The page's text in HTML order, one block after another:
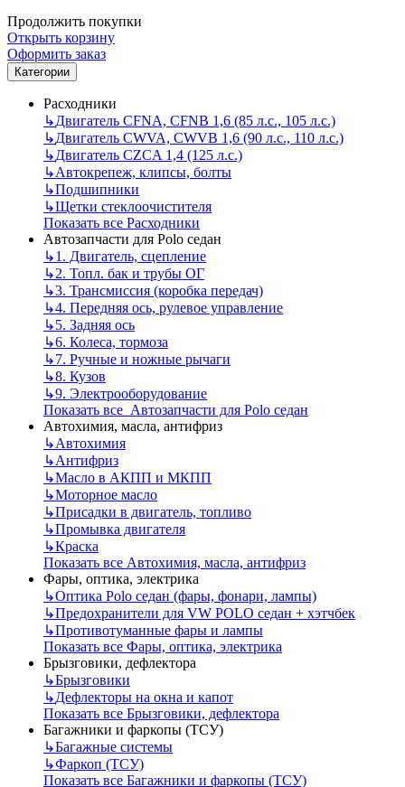
Продолжить покупки
Открыть корзину
Оформить заказ
Категории
Расходники
↳Двигатель CFNA, CFNB 1,6 (85 л.с., 105 л.с.)
↳Двигатель CWVA, CWVB 1,6 (90 л.с., 110 л.с.)
↳Двигатель CZCA 1,4 (125 л.с.)
↳Автокрепеж, клипсы, болты
↳Подшипники
↳Щетки стеклоочистителя
Показать все Расходники
Автозапчасти для Polo седан
↳1. Двигатель, сцепление
↳2. Топл. бак и трубы ОГ
↳3. Трансмиссия (коробка передач)
↳4. Передняя ось, рулевое управление
↳5. Задняя ось
↳6. Колеса, тормоза
↳7. Ручные и ножные рычаги
↳8. Кузов
↳9. Электрооборудование
Показать все Автозапчасти для Polo седан
Автохимия, масла, антифриз
↳Автохимия
↳Антифриз
↳Масло в АКПП и МКПП
↳Моторное масло
↳Присадки в двигатель, топливо
↳Промывка двигателя
↳Краска
Показать все Автохимия, масла, антифриз
Фары, оптика, электрика
↳Оптика Polo седан (фары, фонари, лампы)
↳Предохранители для VW POLO седан + хэтчбек
↳Противотуманные фары и лампы
Показать все Фары, оптика, электрика
Брызговики, дефлектора
↳Брызговики
↳Дефлекторы на окна и капот
Показать все Брызговики, дефлектора
Багажники и фаркопы (ТСУ)
↳Багажные системы
↳Фаркоп (ТСУ)
Показать все Багажники и фаркопы (ТСУ)